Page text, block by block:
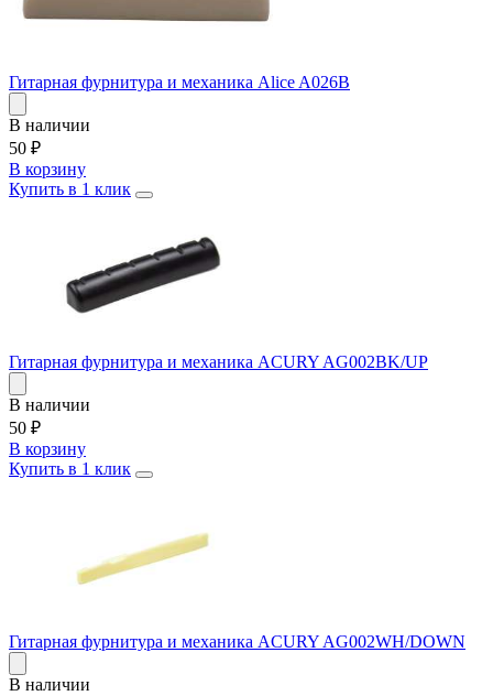
Гитарная фурнитура и механика Alice A026B
В наличии
50 ₽
В корзину
Купить в 1 клик
Гитарная фурнитура и механика ACURY AG002BK/UP
В наличии
50 ₽
В корзину
Купить в 1 клик
Гитарная фурнитура и механика ACURY AG002WH/DOWN
В наличии